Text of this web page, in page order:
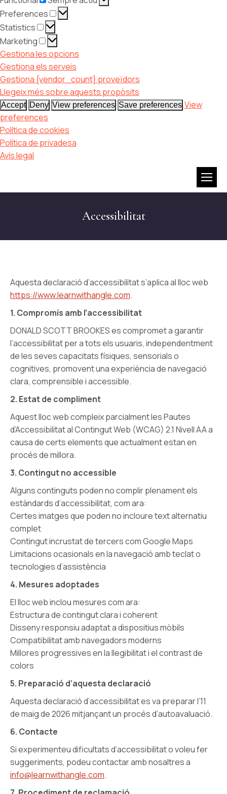
Preferences
Preferences
Statistics
Statistics
Marketing
Marketing
Gestiona les opcions
Gestiona els serveis
Gestiona {vendor_count} proveïdors
Llegeix més sobre aquests propòsits
Accept Deny View preferences Save preferences View
preferences
Política de cookies
Política de privadesa
Avís legal
Accessibilitat
Aquesta declaració d’accessibilitat s’aplica al lloc web
https://www.learnwithangle.com.
1. Compromís amb l’accessibilitat
DONALD SCOTT BROOKES es compromet a garantir
l’accessibilitat per a tots els usuaris, independentment
de les seves capacitats físiques, sensorials o
cognitives, promovent una experiència de navegació
clara, comprensible i accessible.
2. Estat de compliment
Aquest lloc web compleix parcialment les Pautes
d’Accessibilitat al Contingut Web (WCAG) 2.1 Nivell AA a
causa de certs elements que actualment estan en
procés de millora.
3. Contingut no accessible
Alguns continguts poden no complir plenament els
estàndards d’accessibilitat, com ara:
Certes imatges que poden no incloure text alternatiu
complet
Contingut incrustat de tercers com Google Maps
Limitacions ocasionals en la navegació amb teclat o
tecnologies d’assistència
4. Mesures adoptades
El lloc web inclou mesures com ara:
Estructura de contingut clara i coherent
Disseny responsiu adaptat a dispositius mòbils
Compatibilitat amb navegadors moderns
Millores progressives en la llegibilitat i el contrast de
colors
5. Preparació d’aquesta declaració
Aquesta declaració d’accessibilitat es va preparar l’11
de maig de 2026 mitjançant un procés d’autoavaluació.
6. Contacte
Si experimenteu dificultats d’accessibilitat o voleu fer
suggeriments, podeu contactar amb nosaltres a
info@learnwithangle.com.